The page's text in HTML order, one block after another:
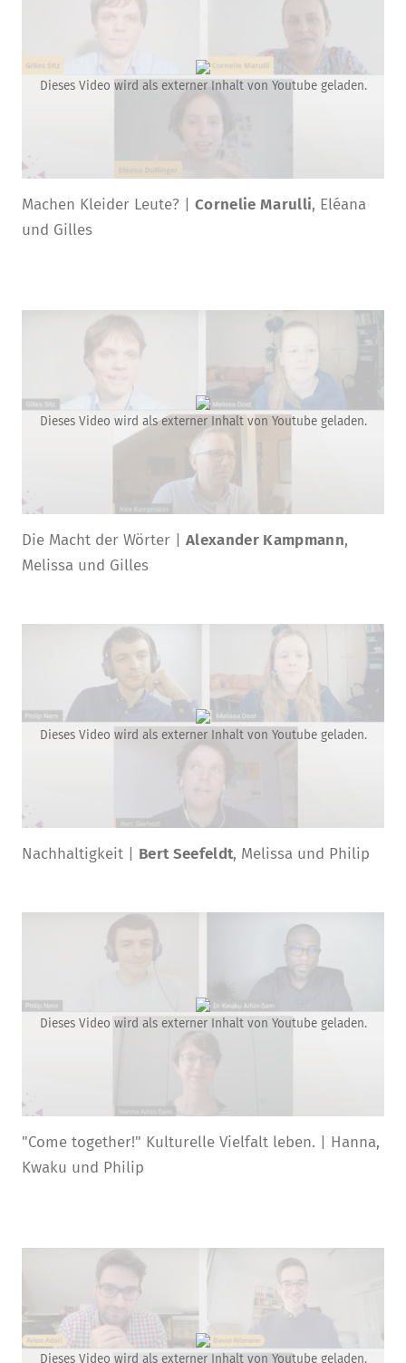
Dieses Video wird als externer Inhalt von Youtube geladen.
Machen Kleider Leute? | Cornelie Marulli, Eléana
und Gilles
Dieses Video wird als externer Inhalt von Youtube geladen.
Die Macht der Wörter | Alexander Kampmann,
Melissa und Gilles
Dieses Video wird als externer Inhalt von Youtube geladen.
Nachhaltigkeit | Bert Seefeldt, Melissa und Philip
Dieses Video wird als externer Inhalt von Youtube geladen.
"Come together!" Kulturelle Vielfalt leben. | Hanna,
Kwaku und Philip
Dieses Video wird als externer Inhalt von Youtube geladen.